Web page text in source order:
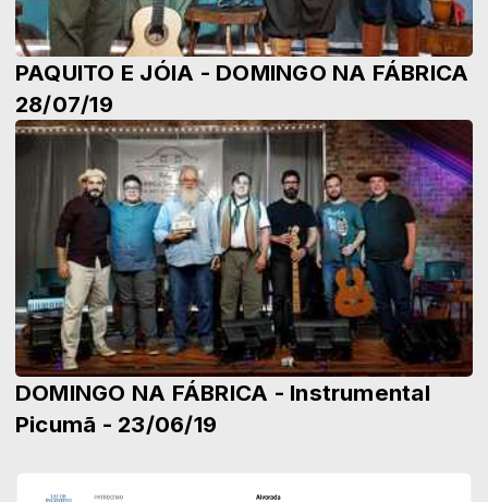
PAQUITO E JÓIA - DOMINGO NA FÁBRICA
28/07/19
DOMINGO NA FÁBRICA - Instrumental
Picumã - 23/06/19